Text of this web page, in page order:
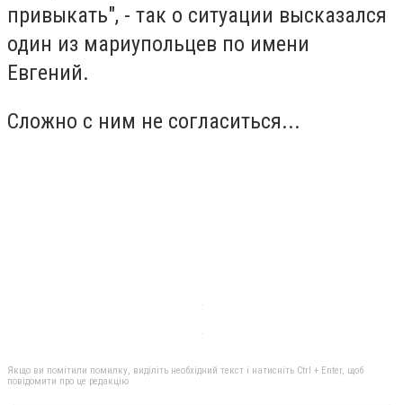
привыкать", - так о ситуации высказался
один из мариупольцев по имени
Евгений.
Сложно с ним не согласиться...
Якщо ви помітили помилку, виділіть необхідний текст і натисніть Ctrl + Enter, щоб
повідомити про це редакцію